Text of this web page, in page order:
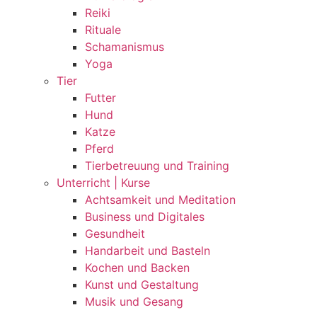
Reiki
Rituale
Schamanismus
Yoga
Tier
Futter
Hund
Katze
Pferd
Tierbetreuung und Training
Unterricht | Kurse
Achtsamkeit und Meditation
Business und Digitales
Gesundheit
Handarbeit und Basteln
Kochen und Backen
Kunst und Gestaltung
Musik und Gesang